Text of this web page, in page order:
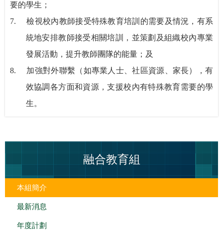
要的學生；
7.檢視校內教師接受特殊教育培訓的需要及情況，有系
統地安排教師接受相關培訓，並策劃及組織校內專業
發展活動，提升教師團隊的能量；及
8. 加強對外聯繫（如專業人士、社區資源、家長），有
效協調各方面和資源，支援校內有特殊教育需要的學
生。
融合教育組
本組簡介
最新消息
年度計劃